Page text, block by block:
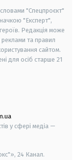
словами "Спецпроєкт"
"Експерт",
Редакція може
реклами та правил
сайтом.
для осіб старше 21
у сфері медіа —
24 Канал.